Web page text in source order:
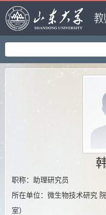
职称：助理研究员
所在单位：微生物技术研究
室）